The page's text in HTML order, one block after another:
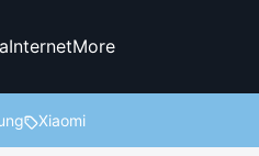
InternetMore
Xiaomi